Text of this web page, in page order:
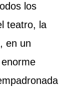
los
teatro, la
en un